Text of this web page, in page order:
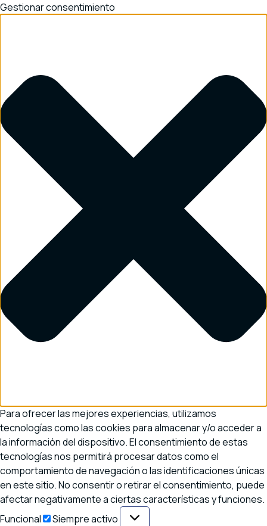
Gestionar consentimiento
Para ofrecer las mejores experiencias, utilizamos
tecnologías como las cookies para almacenar y/o acceder a
la información del dispositivo. El consentimiento de estas
tecnologías nos permitirá procesar datos como el
comportamiento de navegación o las identificaciones únicas
en este sitio. No consentir o retirar el consentimiento, puede
afectar negativamente a ciertas características y funciones.
Funcional
Funcional
Siempre activo